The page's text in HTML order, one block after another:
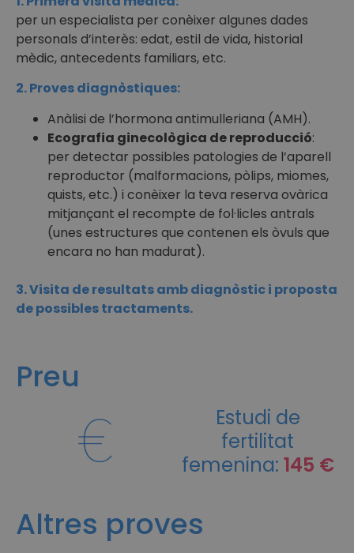
per un especialista per conèixer algunes dades
personals d’interès: edat, estil de vida, historial
mèdic, antecedents familiars, etc.
2. Proves diagnòstiques:
Anàlisi de l’hormona antimulleriana (AMH).
Ecografia ginecològica de reproducció:
per detectar possibles patologies de l’aparell
reproductor (malformacions, pòlips, miomes,
quists, etc.) i conèixer la teva reserva ovàrica
mitjançant el recompte de fol·licles antrals
(unes estructures que contenen els òvuls que
encara no han madurat).
3. Visita de resultats amb diagnòstic i proposta
de possibles tractaments.
Preu
Estudi de
fertilitat
femenina: 145 €
Altres proves